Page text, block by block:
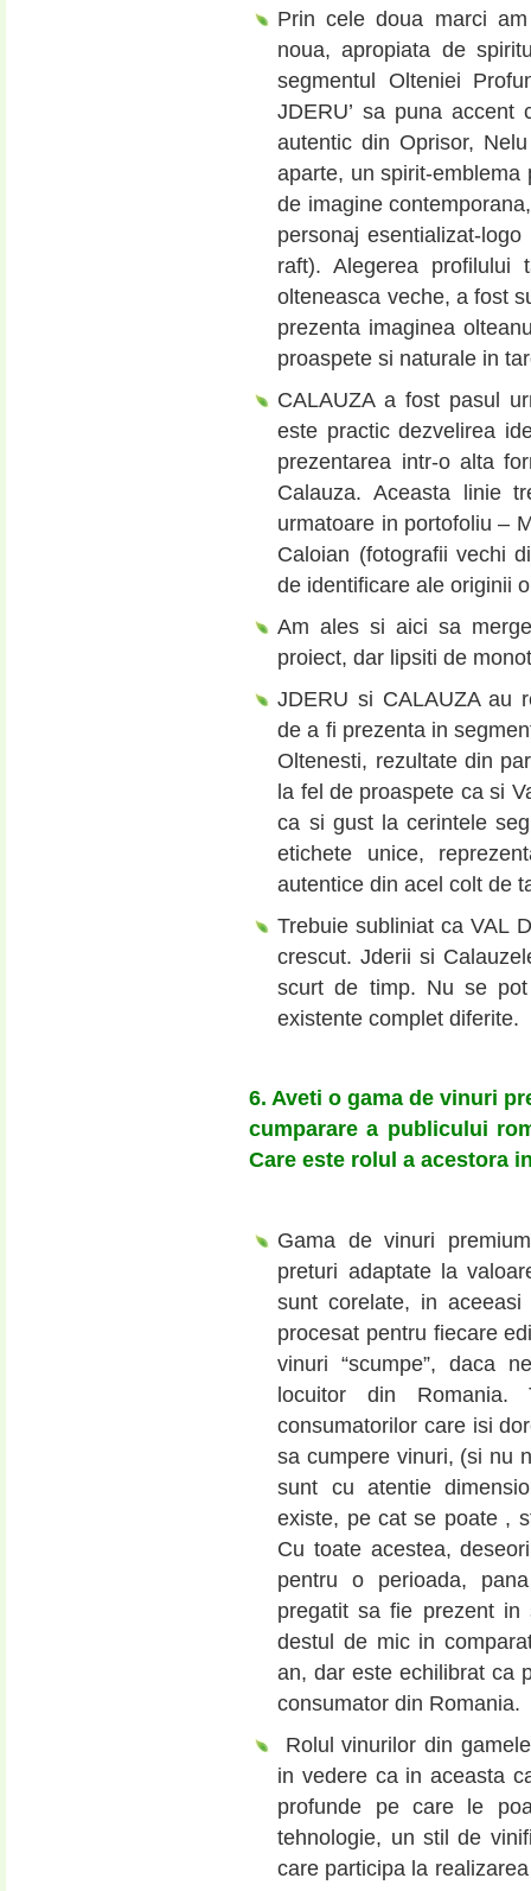
Prin cele doua marci
noua, apropiata de
segmentul Olteniei
JDERU’ sa puna accent
autentic din Oprisor,
aparte, un spirit-emblema
de imagine
personaj esentializat-
raft). Alegerea profilului
olteneasca veche, a fost
prezenta imaginea
proaspete si naturale in
CALAUZA a fost pasul
este practic dezvelirea
prezentarea intr-o alta
Calauza. Aceasta linie
urmatoare in portofoliu –
Caloian (fotografii vechi
de identificare ale originii
Am ales si aici sa
proiect, dar lipsiti de
JDERU si CALAUZA au
de a fi prezenta in
Oltenesti, rezultate din
la fel de proaspete ca si
ca si gust la cerintele
etichete unice,
autentice din acel colt de
Trebuie subliniat ca VAL
crescut. Jderii si
scurt de timp. Nu se
existente complet diferite.
6. Aveti o gama de vinuri
cumparare a publicului
Care este rolul a acestora
Gama de vinuri
preturi adaptate la
sunt corelate, in
procesat pentru fiecare
vinuri “scumpe”, daca
locuitor din Romania.
consumatorilor care isi
sa cumpere vinuri, (si nu
sunt cu atentie
existe, pe cat se poate ,
Cu toate acestea,
pentru o perioada,
pregatit sa fie prezent in
destul de mic in
an, dar este echilibrat ca
consumator din Romania.
Rolul vinurilor din
in vedere ca in aceasta
profunde pe care le
tehnologie, un stil de
care participa la